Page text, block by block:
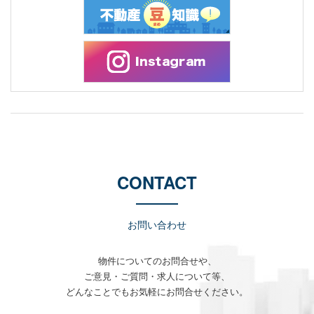
CONTACT
お問い合わせ
物件についてのお問合せや、
ご意見・ご質問・求人について等、
どんなことでもお気軽にお問合せください。